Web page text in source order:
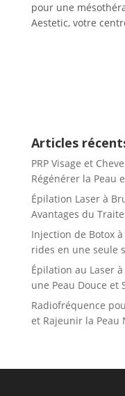
pour une
Aestetic, votre
Articles
PRP Visage et
Régénérer la Peau
Épilation Laser à
Avantages du
Injection de Botox
rides en une seule
Épilation au Laser
une Peau Douce et
Radiofréquence
et Rajeunir la Peau